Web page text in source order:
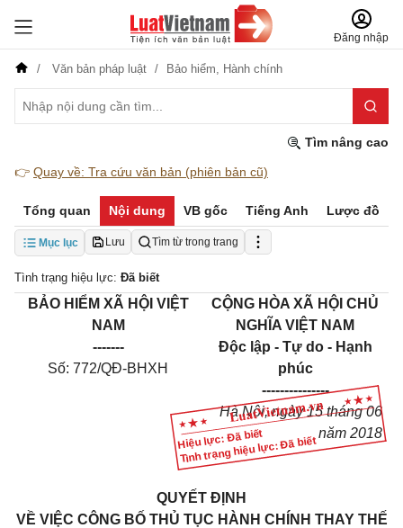
Đăng nhập
Văn bản pháp luật Bảo hiểm, Hành chính
Tìm nâng cao
👉 Quay về: Tra cứu văn bản (phiên bản cũ)
Tổng quan Nội dung VB gốc Tiếng Anh Lược đồ
Mục lục Lưu Tìm từ trong trang
Tình trạng hiệu lực: Đã biết
Hiệu lực: Đã biết
Tình trạng hiệu lực: Đã biết
BẢO HIỂM XÃ HỘI VIỆT
NAM
-------
Số: 772/QĐ-BHXH
CỘNG HÒA XÃ HỘI CHỦ
NGHĨA VIỆT NAM
Độc lập - Tự do - Hạnh
phúc
---------------
Hà Nội, ngày 15 tháng 06
năm 2018
QUYẾT ĐỊNH
VỀ VIỆC CÔNG BỐ THỦ TỤC HÀNH CHÍNH THAY THẾ